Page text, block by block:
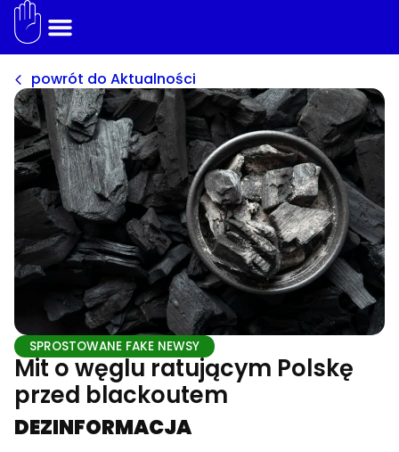
powrót do Aktualności
SPROSTOWANE FAKE NEWSY
Mit o węglu ratującym Polskę
przed blackoutem
DEZINFORMACJA